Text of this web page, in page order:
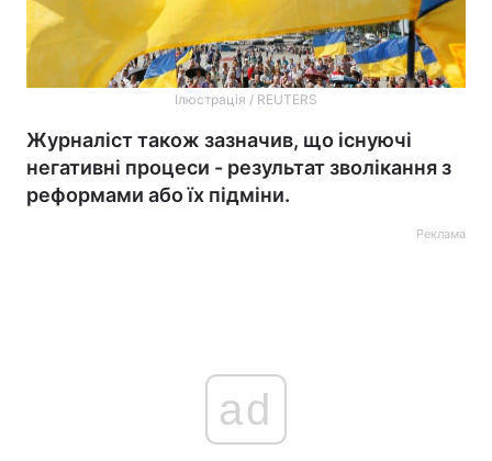
Ілюстрація / REUTERS
Журналіст також зазначив, що існуючі
негативні процеси - результат зволікання з
реформами або їх підміни.
Реклама
ad